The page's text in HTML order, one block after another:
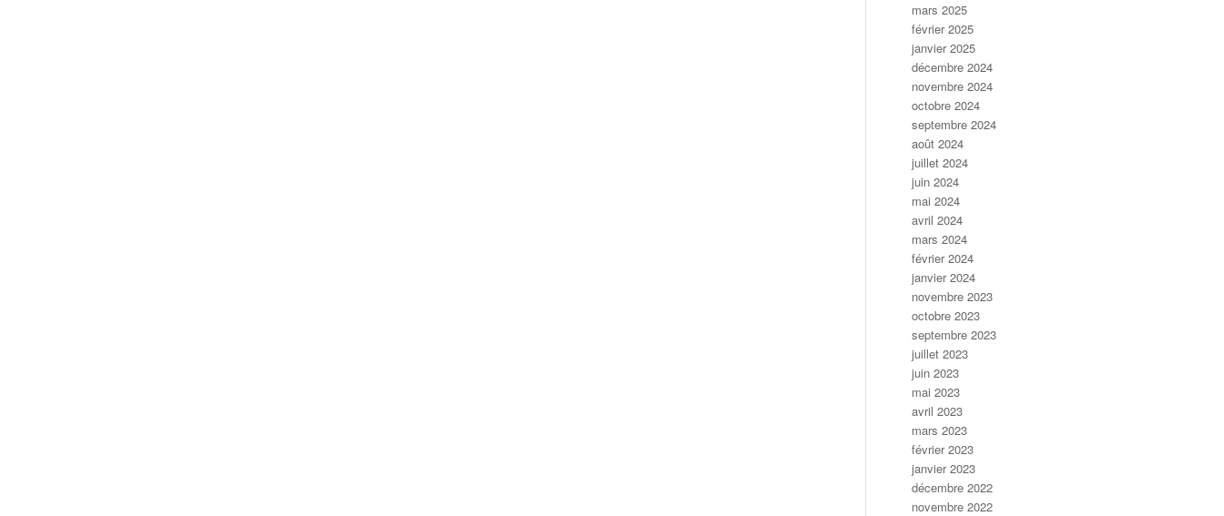
mars 2025
février 2025
janvier 2025
décembre 2024
novembre 2024
octobre 2024
septembre 2024
août 2024
juillet 2024
juin 2024
mai 2024
avril 2024
mars 2024
février 2024
janvier 2024
novembre 2023
octobre 2023
septembre 2023
juillet 2023
juin 2023
mai 2023
avril 2023
mars 2023
février 2023
janvier 2023
décembre 2022
novembre 2022